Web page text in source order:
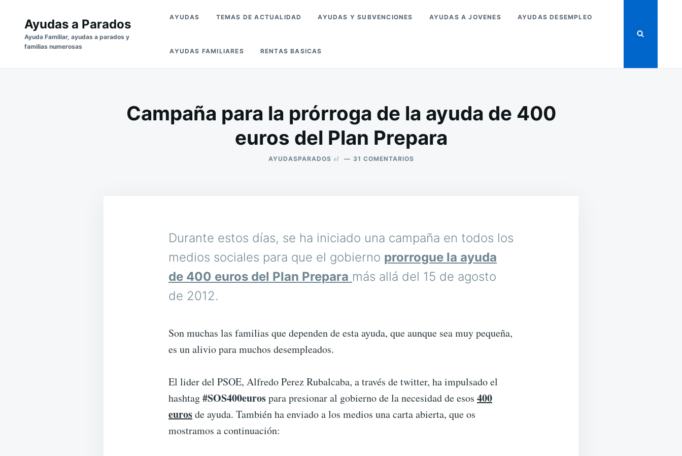
contenido
Ayudas a Parados
Ayuda Familiar, ayudas a parados y
familias numerosas
AYUDAS TEMAS DE ACTUALIDAD AYUDAS Y SUBVENCIONES AYUDAS A JOVENES AYUDAS DESEMPLEO
AYUDAS FAMILIARES RENTAS BASICAS
Campaña para la prórroga de la ayuda de 400
euros del Plan Prepara
AYUDASPARADOS el 31 COMENTARIOSEN
DE
400
EUROS
DEL
PLAN
PREPARA
Durante estos días, se ha iniciado una campaña en todos los
medios sociales para que el gobierno prorrogue la ayuda
de 400 euros del Plan Prepara más allá del 15 de agosto
de 2012.
Son muchas las familias que dependen de esta ayuda, que aunque sea muy pequeña,
es un alivio para muchos desempleados.
El lider del PSOE, Alfredo Perez Rubalcaba, a través de twitter, ha impulsado el
hashtag#SOS400eurospara presionar al gobierno de la necesidad de esos 400
eurosde ayuda. También ha enviado a los medios una carta abierta, que os
mostramos a continuación: